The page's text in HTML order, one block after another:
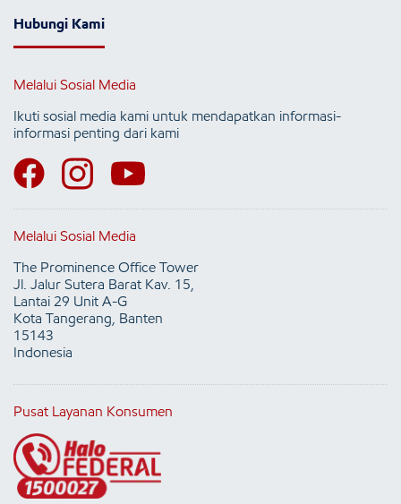
Hubungi Kami
Melalui Sosial Media
Ikuti sosial media kami untuk mendapatkan informasi-
informasi penting dari kami
Melalui Sosial Media
The Prominence Office Tower
Jl. Jalur Sutera Barat Kav. 15,
Lantai 29 Unit A-G
Kota Tangerang, Banten
15143
Indonesia
Pusat Layanan Konsumen